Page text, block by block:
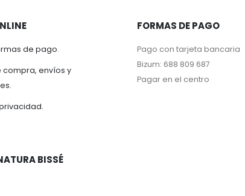
de pago.
compra, envíos y
BISSÉ
FORMAS DE PAGO
Pago con tarjeta bancaria
Bizum: 688 809 687
Pagar en el centro